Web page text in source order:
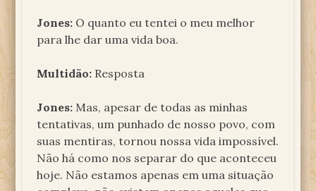
Jones: O quanto eu tentei o meu melhor
para lhe dar uma vida boa.
Multidão: Resposta
Jones: Mas, apesar de todas as minhas
tentativas, um punhado de nosso povo, com
suas mentiras, tornou nossa vida impossível.
Não há como nos separar do que aconteceu
hoje. Não estamos apenas em uma situação